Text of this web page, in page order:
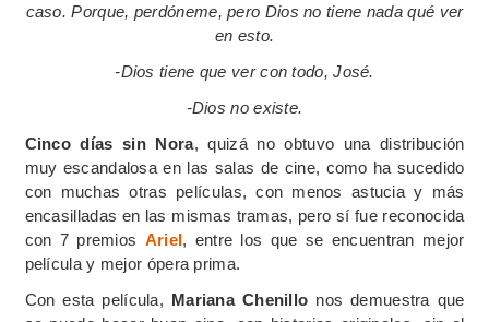
caso.Porque, perdóneme, pero Dios no tiene nada qué ver
en esto.
-Dios tiene que ver con todo, José.
-Dios no existe.
Cinco días sin Nora, quizá no obtuvo una distribución
muy escandalosa en las salas de cine, como ha sucedido
con muchas otras películas, con menos astucia y más
encasilladas en las mismas tramas, pero sí fue reconocida
con 7 premios Ariel, entre los que se encuentran mejor
película y mejor ópera prima.
Con esta película, Mariana Chenillo nos demuestra que